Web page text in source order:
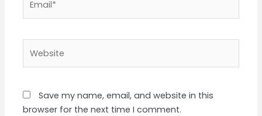
Save my name, email, and website in this
browser for the next time I comment.